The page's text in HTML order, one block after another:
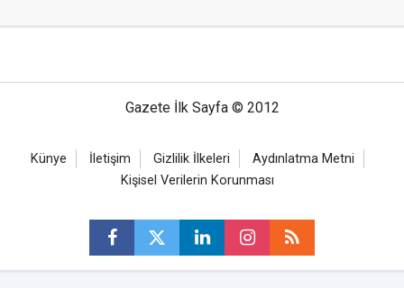
Gazete İlk Sayfa © 2012
Künye İletişim Gizlilik İlkeleri
Aydınlatma Metni
Kişisel Verilerin Korunması